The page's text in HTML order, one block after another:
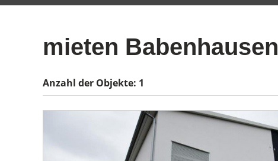
mieten Babenhausen
Anzahl der Objekte: 1